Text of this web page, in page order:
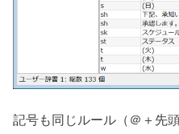
記号も同じルール（＠＋先